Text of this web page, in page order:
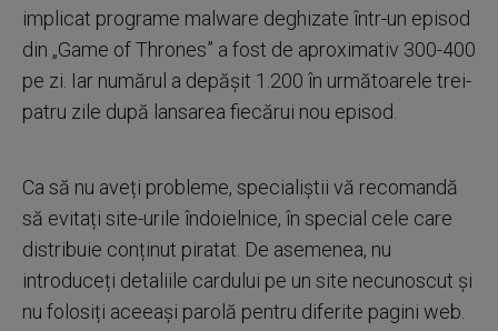
implicat programe malware deghizate într-un episod
din „Game of Thrones” a fost de aproximativ 300-400
pe zi. Iar numărul a depășit 1.200 în următoarele trei-
patru zile după lansarea fiecărui nou episod.
Ca să nu aveți probleme, specialiștii vă recomandă
să evitați site-urile îndoielnice, în special cele care
distribuie conținut piratat. De asemenea, nu
introduceți detaliile cardului pe un site necunoscut și
nu folosiți aceeași parolă pentru diferite pagini web.